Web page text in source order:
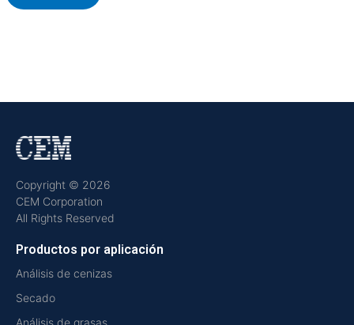
Copyright © 2026
CEM Corporation
All Rights Reserved
Productos por aplicación
Análisis de cenizas
Secado